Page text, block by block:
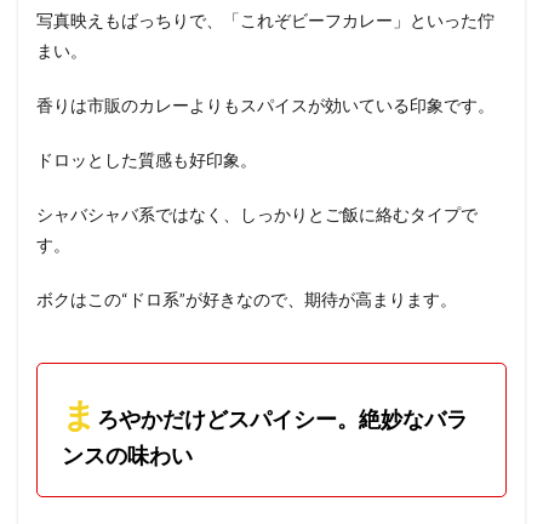
写真映えもばっちりで、「これぞビーフカレー」といった佇
まい。
香りは市販のカレーよりもスパイスが効いている印象です。
ドロッとした質感も好印象。
シャバシャバ系ではなく、しっかりとご飯に絡むタイプで
す。
ボクはこの“ドロ系”が好きなので、期待が高まります。
ま ろやかだけどスパイシー。絶妙なバラ
ンスの味わい